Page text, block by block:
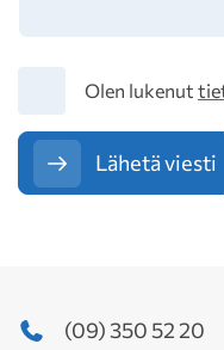
TietosuojaOlen lukenut
Lähetä viesti
(09) 350 52 20